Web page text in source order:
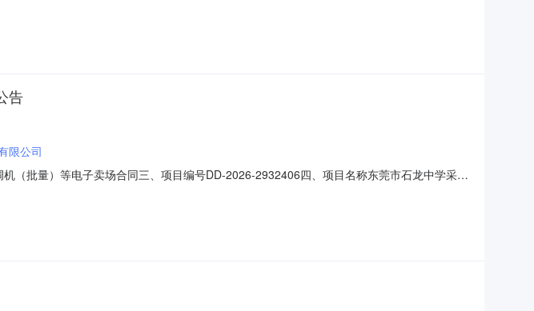
标的：序号名称数量(单位)单价(元)总价(元)1空调机14(台)
告
限公司
（批量）等电子卖场合同三、项目编号DD-2026-2932406四、项目名称东莞市石龙中学采购
要标的：序号名称数量(单位)单价(元)总价(元)1空调机4(台)